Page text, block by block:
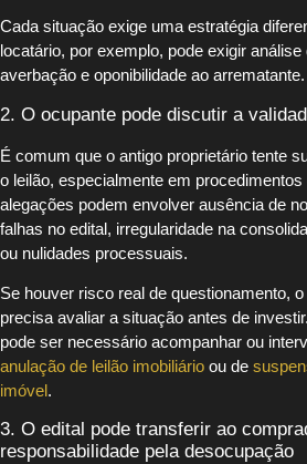
Cada situação exige uma estratégia
locatário, por exemplo, pode exigir
averbação e oponibilidade ao arrematante.
2. O ocupante pode discutir a
É comum que o antigo proprietário tente
o leilão, especialmente em
alegações podem envolver ausência de
falhas no edital, irregularidade na
ou nulidades processuais.
Se houver risco real de questionamento,
precisa avaliar a situação antes de
pode ser necessário acompanhar ou
anulação de leilão imobiliário ou de
imóvel.
3. O edital pode transferir ao
responsabilidade pela desocupação